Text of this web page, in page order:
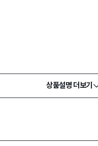
상품설명 더보기